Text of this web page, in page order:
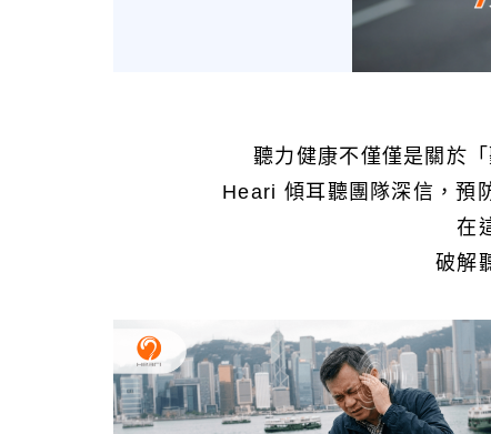
聽力健康不僅僅是關於
Heari 傾耳聽團隊深信，預
在
破解